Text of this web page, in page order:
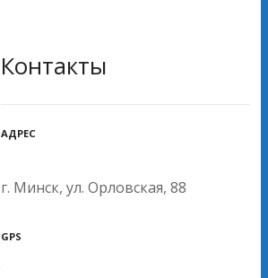
Контакты
АДРЕС
г. Минск, ул. Орловская, 88
GPS